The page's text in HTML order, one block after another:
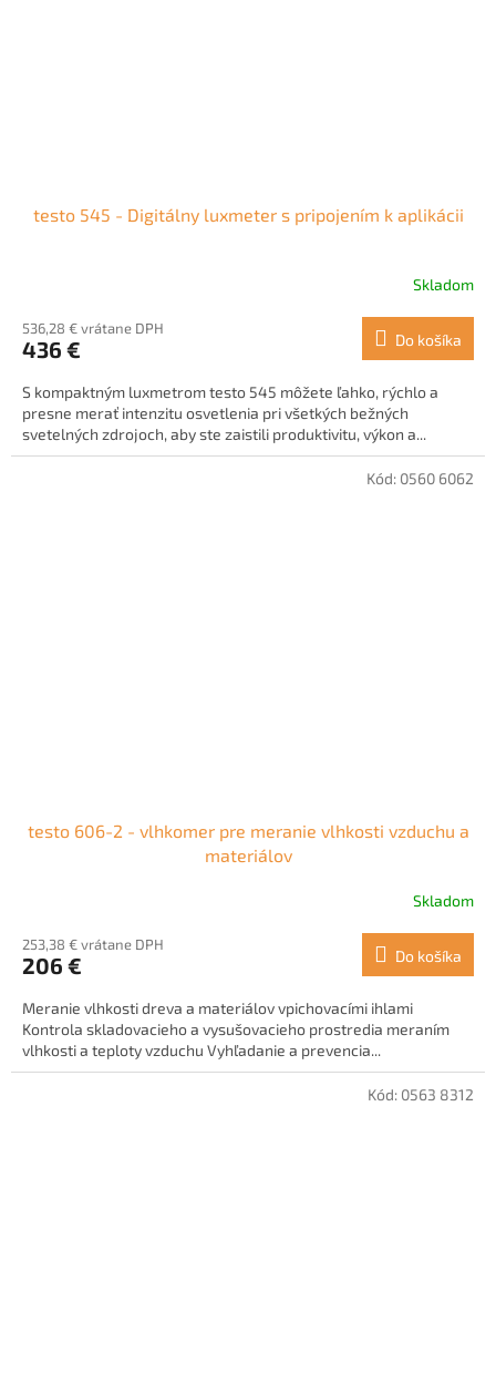
testo 545 - Digitálny luxmeter s pripojením k aplikácii
Skladom
536,28 € vrátane DPH
436 € Do košíka
S kompaktným luxmetrom testo 545 môžete ľahko, rýchlo a
presne merať intenzitu osvetlenia pri všetkých bežných
svetelných zdrojoch, aby ste zaistili produktivitu, výkon a...
testo 606-2 - vlhkomer pre meranie vlhkosti vzduchu a
materiálov
Skladom
253,38 € vrátane DPH
206 € Do košíka
Meranie vlhkosti dreva a materiálov vpichovacími ihlami
Kontrola skladovacieho a vysušovacieho prostredia meraním
vlhkosti a teploty vzduchu Vyhľadanie a prevencia...
Kód: 0560 6062
Kód: 0563 8312